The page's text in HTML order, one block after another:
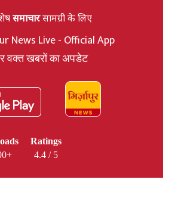
समाचारसामग्री के लिए
News Live - Official App
वक्त खबरों का अपडेट
Ratings
4.4 / 5